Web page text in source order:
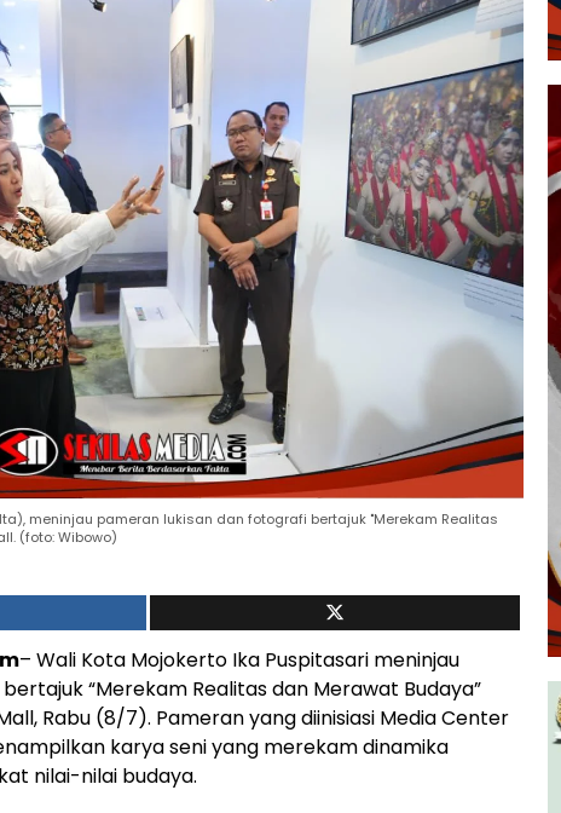
meninjau pameran lukisan dan fotografi bertajuk "Merekam Realitas
(foto: Wibowo)
– Wali Kota Mojokerto Ika Puspitasari meninjau
“Merekam Realitas dan Merawat Budaya”
Rabu (8/7). Pameran yang diinisiasi Media Center
karya seni yang merekam dinamika
nilai-nilai budaya.